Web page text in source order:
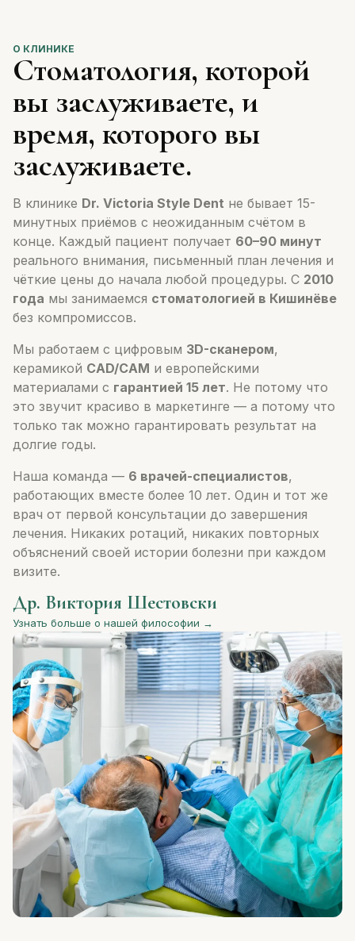
О КЛИНИКЕ
Стоматология, которой
вы заслуживаете, и
время, которого вы
заслуживаете.
В клинике Dr. Victoria Style Dent не бывает 15-
минутных приёмов с неожиданным счётом в
конце. Каждый пациент получает 60–90 минут
реального внимания, письменный план лечения и
чёткие цены до начала любой процедуры. С 2010
года мы занимаемся стоматологией в Кишинёве
без компромиссов.
Мы работаем с цифровым 3D-сканером,
керамикой CAD/CAM и европейскими
материалами с гарантией 15 лет. Не потому что
это звучит красиво в маркетинге — а потому что
только так можно гарантировать результат на
долгие годы.
Наша команда — 6 врачей-специалистов,
работающих вместе более 10 лет. Один и тот же
врач от первой консультации до завершения
лечения. Никаких ротаций, никаких повторных
объяснений своей истории болезни при каждом
визите.
Др. Виктория Шестовски
Узнать больше о нашей философии →